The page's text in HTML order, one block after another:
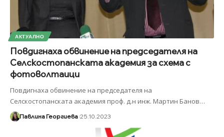
АКТУАЛНО
Повдигнаха обвинение на председателя на
Селскостопанската академия за схема с
фотоволтаици
Повдигнаха обвинение на председателя на
Селскостопанската академия проф. д.н инж. Мартин Банов…
Павлина Георгиева 25.10.2023